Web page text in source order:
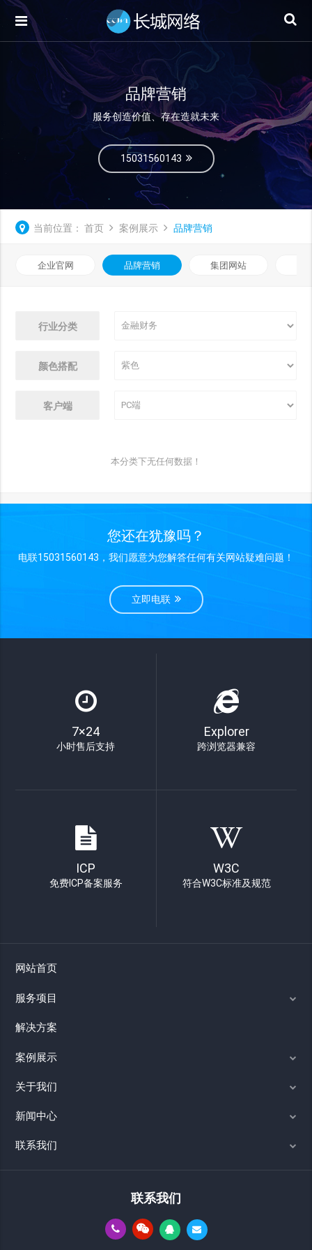
品牌营销
服务创造价值、存在造就未来
15031560143
当前位置： 首页 案例展示 品牌营销
企业官网 品牌营销 集团网站
行业分类
颜色搭配
客户端
本分类下无任何数据！
您还在犹豫吗？
电联15031560143，我们愿意为您解答任何有关网站疑难问题！
立即电联
7×24
小时售后支持
Explorer
跨浏览器兼容
ICP
免费ICP备案服务
W3C
符合W3C标准及规范
网站首页
服务项目
解决方案
案例展示
关于我们
新闻中心
联系我们
联系我们